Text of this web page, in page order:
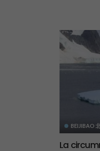
BEIJIBAO
La